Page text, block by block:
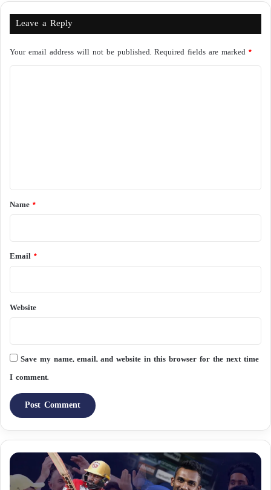
Leave a Reply
Your email address will not be published. Required fields are marked *
*Name *
Email *
Website
Save my name, email, and website in this browser for the next time
I comment.